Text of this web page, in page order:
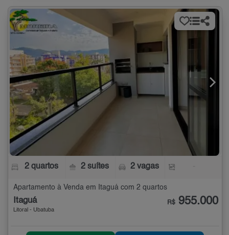
2 quartos 2 suítes 2 vagas
Apartamento à Venda em Itaguá com 2 quartos
Itaguá
Litoral - Ubatuba
R$ 955.000